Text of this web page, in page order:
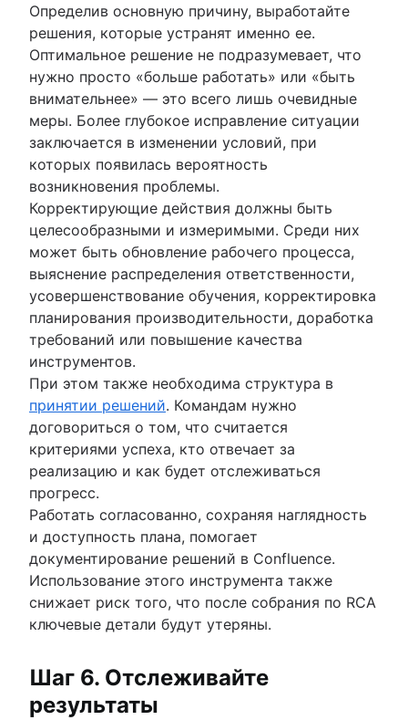
Определив основную причину, выработайте
решения, которые устранят именно ее.
Оптимальное решение не подразумевает, что
нужно просто «больше работать» или «быть
внимательнее» — это всего лишь очевидные
меры. Более глубокое исправление ситуации
заключается в изменении условий, при
которых появилась вероятность
возникновения проблемы.
Корректирующие действия должны быть
целесообразными и измеримыми. Среди них
может быть обновление рабочего процесса,
выяснение распределения ответственности,
усовершенствование обучения, корректировка
планирования производительности, доработка
требований или повышение качества
инструментов.
При этом также необходима структура в
принятии решений. Командам нужно
договориться о том, что считается
критериями успеха, кто отвечает за
реализацию и как будет отслеживаться
прогресс.
Работать согласованно, сохраняя наглядность
и доступность плана, помогает
документирование решений в Confluence.
Использование этого инструмента также
снижает риск того, что после собрания по RCA
ключевые детали будут утеряны.
Шаг 6. Отслеживайте
результаты